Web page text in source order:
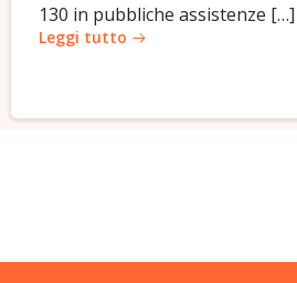
130 in pubbliche assistenze […]
Leggi tutto